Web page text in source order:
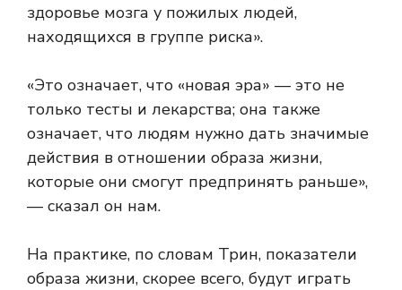
здоровье мозга у пожилых людей,
находящихся в группе риска».
«Это означает, что «новая эра» — это не
только тесты и лекарства; она также
означает, что людям нужно дать значимые
действия в отношении образа жизни,
которые они смогут предпринять раньше»,
— сказал он нам.
На практике, по словам Трин, показатели
образа жизни, скорее всего, будут играть